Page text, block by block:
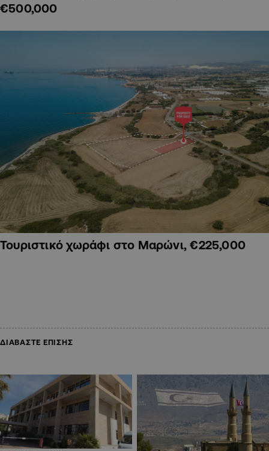
€500,000
Τουριστικό χωράφι στο Μαρώνι, €225,000
ΔΙΑΒΑΣΤΕ ΕΠΙΣΗΣ